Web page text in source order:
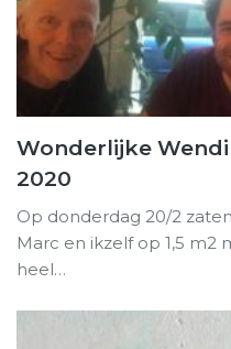
Wonderlijke
2020
Op donderdag 20/2
Marc en ikzelf op 1,5 m2
heel…